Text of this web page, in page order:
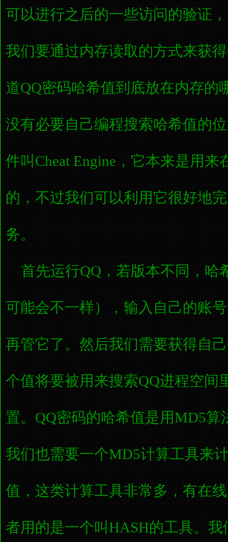
可以进行之后的一些访问的验证
我们要通过内存读取的方式来获
道QQ密码哈希值到底放在内存的
没有必要自己编程搜索哈希值的
件叫Cheat Engine，它本来是用
的，不过我们可以利用它很好地
务。
首先运行QQ，若版本不同，哈
可能会不一样），输入自己的账
再管它了。然后我们需要获得自
个值将要被用来搜索QQ进程空间
置。QQ密码的哈希值是用MD5算
我们也需要一个MD5计算工具来
值，这类计算工具非常多，有在
者用的是一个叫HASH的工具。